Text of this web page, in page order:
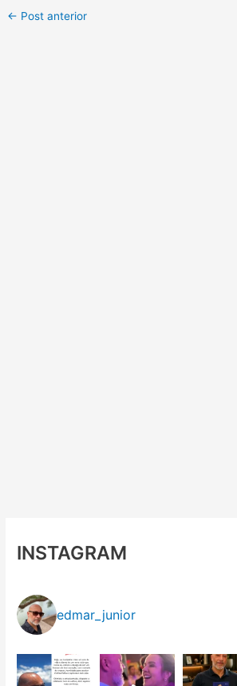
← Post anterior
INSTAGRAM
edmar_junior